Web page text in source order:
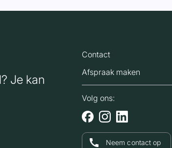
Je kan
Contact
Afspraak maken
Volg ons:
call Neem contact op